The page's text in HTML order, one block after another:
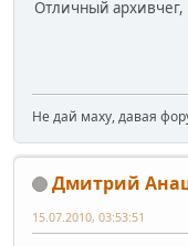
Отличный архивчег,
Не дай маху, давая
Дмитрий
15.07.2010, 03:53:51